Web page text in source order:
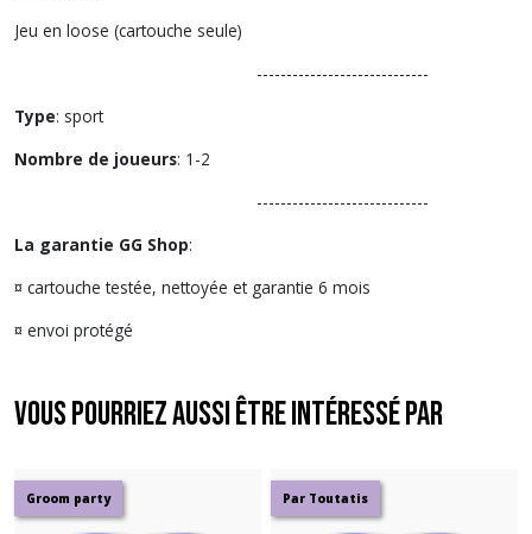
Jeu en loose (cartouche seule)
-----------------------------
Type: sport
Nombre de joueurs: 1-2
-----------------------------
La garantie GG Shop:
¤ cartouche testée, nettoyée et garantie 6 mois
¤ envoi protégé
Vous pourriez aussi être intéressé par
Groom party Par Toutatis